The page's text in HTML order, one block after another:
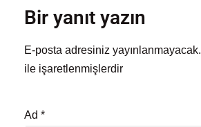
Bir yanıt yazın
E-posta adresiniz yayınlanmayacak.
ile işaretlenmişlerdir
Ad *